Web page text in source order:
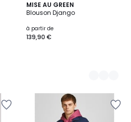
MISE AU GREEN
Blouson Django
à partir de
139,90 €
2
Couleurs